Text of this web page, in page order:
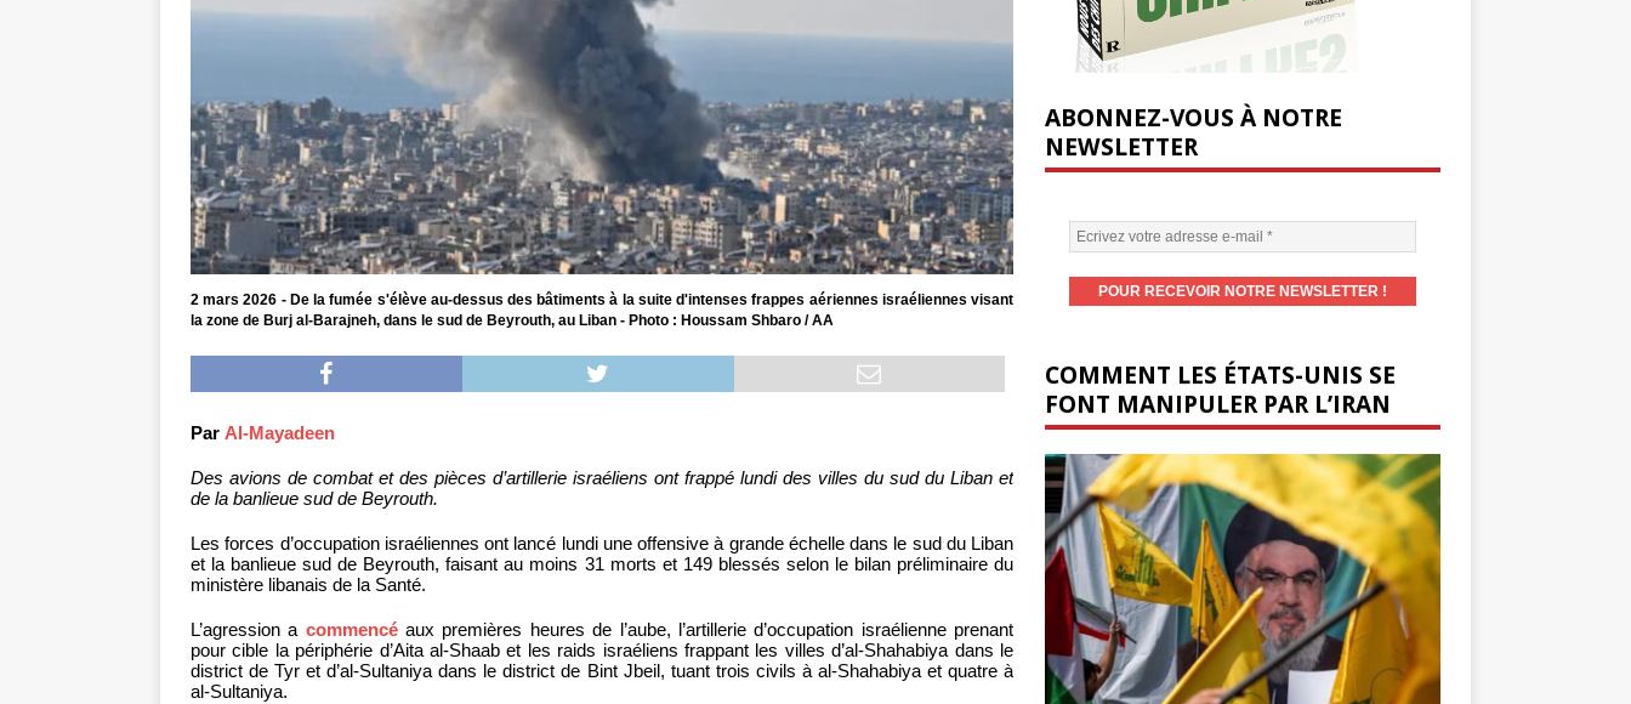
2 mars 2026 - De la fumée s'élève au-dessus des bâtiments à la suite d'intenses frappes aériennes israéliennes visant
la zone de Burj al-Barajneh, dans le sud de Beyrouth, au Liban - Photo : Houssam Shbaro / AA
Par Al-Mayadeen
Des avions de combat et des pièces d’artillerie israéliens ont frappé lundi des villes du sud du Liban et
de la banlieue sud de Beyrouth.
Les forces d’occupation israéliennes ont lancé lundi une offensive à grande échelle dans le sud du Liban
et la banlieue sud de Beyrouth, faisant au moins 31 morts et 149 blessés selon le bilan préliminaire du
ministère libanais de la Santé.
L’agression a commencéaux premières heures de l’aube, l’artillerie d’occupation israélienne prenant
pour cible la périphérie d’Aita al-Shaab et les raids israéliens frappant les villes d’al-Shahabiya dans le
district de Tyr et d’al-Sultaniya dans le district de Bint Jbeil, tuant trois civils à al-Shahabiya et quatre à
al-Sultaniya.
ABONNEZ-VOUS À NOTRE
NEWSLETTER
COMMENT LES ÉTATS-UNIS SE
FONT MANIPULER PAR L’IRAN